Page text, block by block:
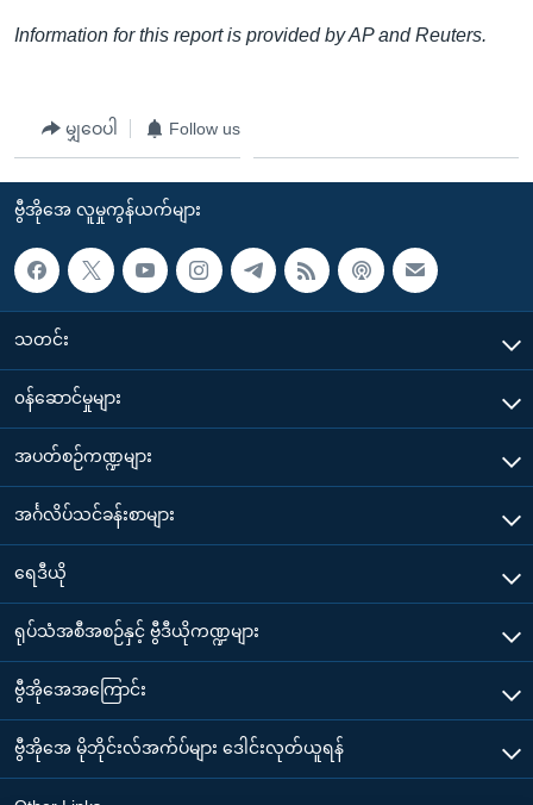
Information for this report is provided by AP and Reuters.
မျှဝေပါ Follow us
ဗွီအိုအေ လူမှုကွန်ယက်များ
သတင်း
၀န်ဆောင်မှုများ
အပတ်စဉ်ကဏ္ဍများ
အင်္ဂလိပ်သင်ခန်းစာများ
ရေဒီယို
ရုပ်သံအစီအစဉ်နှင့် ဗွီဒီယိုကဏ္ဍများ
ဗွီအိုအေအကြောင်း
ဗွီအိုအေ မိုဘိုင်းလ်အက်ပ်များ ဒေါင်းလုတ်ယူရန်